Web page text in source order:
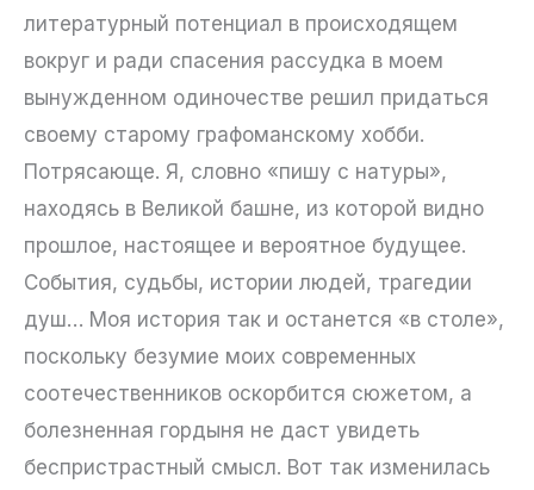
литературный потенциал в происходящем
вокруг и ради спасения рассудка в моем
вынужденном одиночестве решил придаться
своему старому графоманскому хобби.
Потрясающе. Я, словно «пишу с натуры»,
находясь в Великой башне, из которой видно
прошлое, настоящее и вероятное будущее.
События, судьбы, истории людей, трагедии
душ… Моя история так и останется «в столе»,
поскольку безумие моих современных
соотечественников оскорбится сюжетом, а
болезненная гордыня не даст увидеть
беспристрастный смысл. Вот так изменилась